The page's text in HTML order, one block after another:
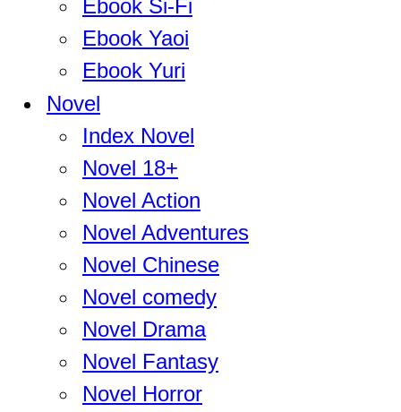
Ebook Si-Fi
Ebook Yaoi
Ebook Yuri
Novel
Index Novel
Novel 18+
Novel Action
Novel Adventures
Novel Chinese
Novel comedy
Novel Drama
Novel Fantasy
Novel Horror